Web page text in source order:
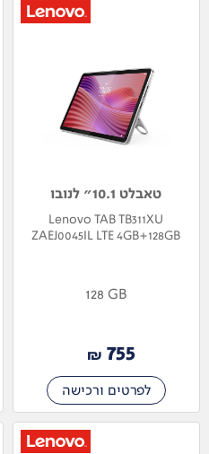
טאבלט 10.1" לנובו
Lenovo TAB TB311XU
ZAEJ0045IL LTE 4GB+128GB
128 GB
755
₪
לפרטים ורכישה